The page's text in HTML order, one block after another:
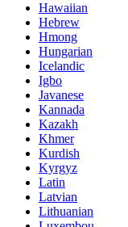
Hawaiian
Hebrew
Hmong
Hungarian
Icelandic
Igbo
Javanese
Kannada
Kazakh
Khmer
Kurdish
Kyrgyz
Latin
Latvian
Lithuanian